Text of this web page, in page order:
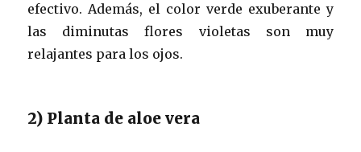
efectivo. Además, el color verde exuberante y
las diminutas flores violetas son muy
relajantes para los ojos.
2) Planta de aloe vera